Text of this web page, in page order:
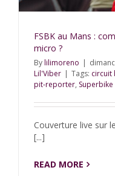
FSBK au Mans :
micro ?
Bylilimoreno |
Lil'Viber | Tags: circuit
pit-reporter, Superbike
Couverture live sur
[...]
READ MORE